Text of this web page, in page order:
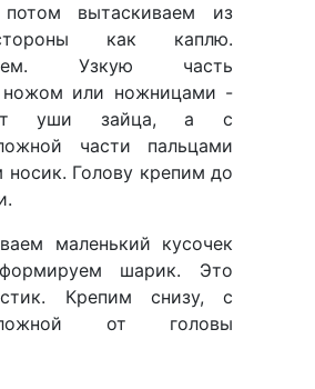
вытаскиваем из
как каплю.
Узкую часть
ножом или ножницами -
уши зайца, а с
части пальцами
Голову крепим до
маленький кусочек
шарик. Это
Крепим снизу, с
от головы